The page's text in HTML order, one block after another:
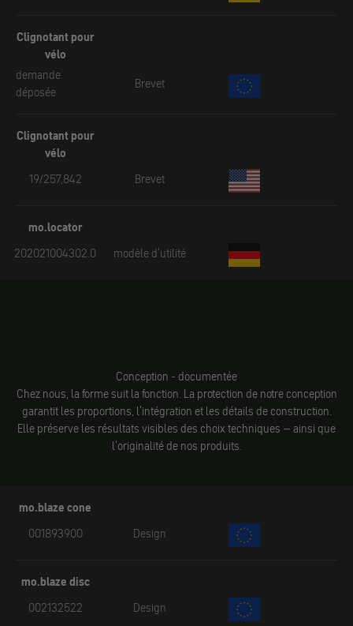
Clignotant pour
vélo
demande
déposée
Brevet
Clignotant pour
vélo
19/257,842
Brevet
mo.locator
202021004302.0
modèle d'utilité
Conception - documentée
Chez nous, la forme suit la fonction. La protection de notre conception
garantit les proportions, l'intégration et les détails de construction.
Elle préserve les résultats visibles des choix techniques – ainsi que
l'originalité de nos produits.
mo.blaze cone
001893900
Design
mo.blaze disc
002132522
Design